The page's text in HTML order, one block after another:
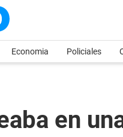
Economia Policiales
en